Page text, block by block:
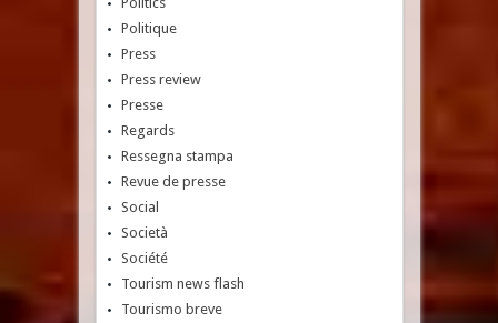
Politique
Press
Press review
Presse
Regards
Ressegna stampa
Revue de presse
Social
Società
Société
Tourism news flash
Tourismo breve